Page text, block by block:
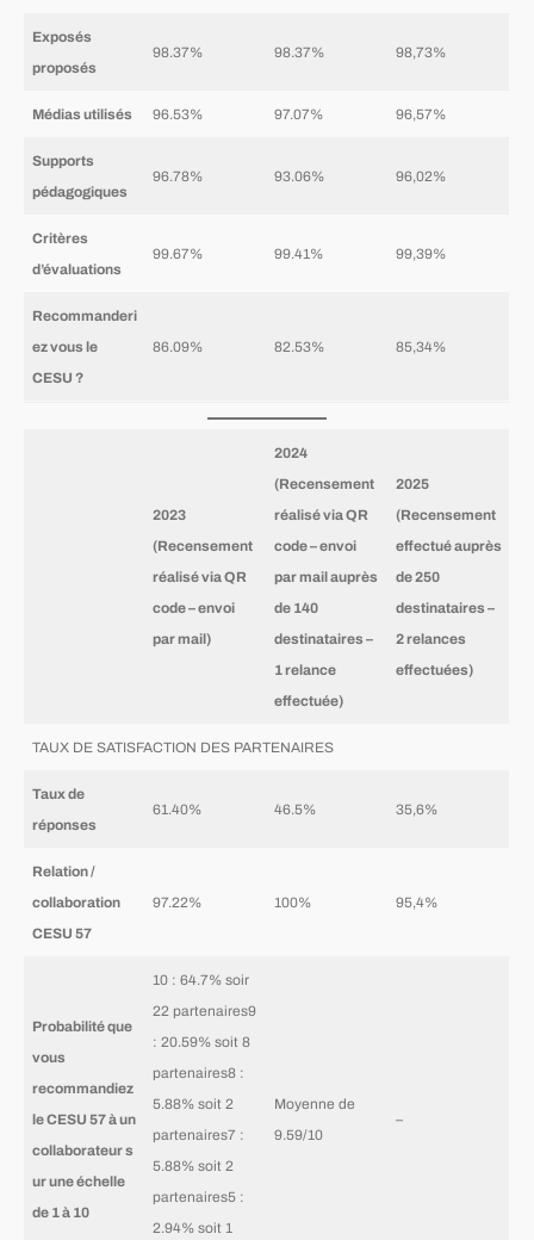
Exposés
proposés
98.37% 98.37% 98,73%
Médias utilisés 96.53% 97.07% 96,57%
Supports
pédagogiques
96.78% 93.06% 96,02%
Critères
d’évaluations
99.67% 99.41% 99,39%
Recommanderi
ez vous le
CESU ?
86.09% 82.53% 85,34%
2023
(Recensement
réalisé via QR
code – envoi
par mail)
2024
(Recensement
réalisé via QR
code – envoi
par mail auprès
de 140
destinataires –
1 relance
effectuée)
2025
(Recensement
effectué auprès
de 250
destinataires –
2 relances
effectuées)
TAUX DE SATISFACTION DES PARTENAIRES
Taux de
réponses
61.40% 46.5% 35,6%
Relation /
collaboration
CESU 57
97.22% 100% 95,4%
Probabilité que
vous
recommandiez
le CESU 57 à un
collaborateur s
ur une échelle
de 1 à 10
10 : 64.7% soir
22 partenaires9
: 20.59% soit 8
partenaires8 :
5.88% soit 2
partenaires7 :
5.88% soit 2
partenaires5 :
2.94% soit 1
Moyenne de
9.59/10
–